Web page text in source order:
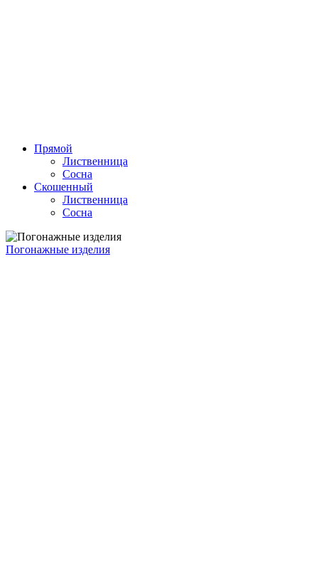
Прямой
Лиственница
Сосна
Скошенный
Лиственница
Сосна
Погонажные изделия